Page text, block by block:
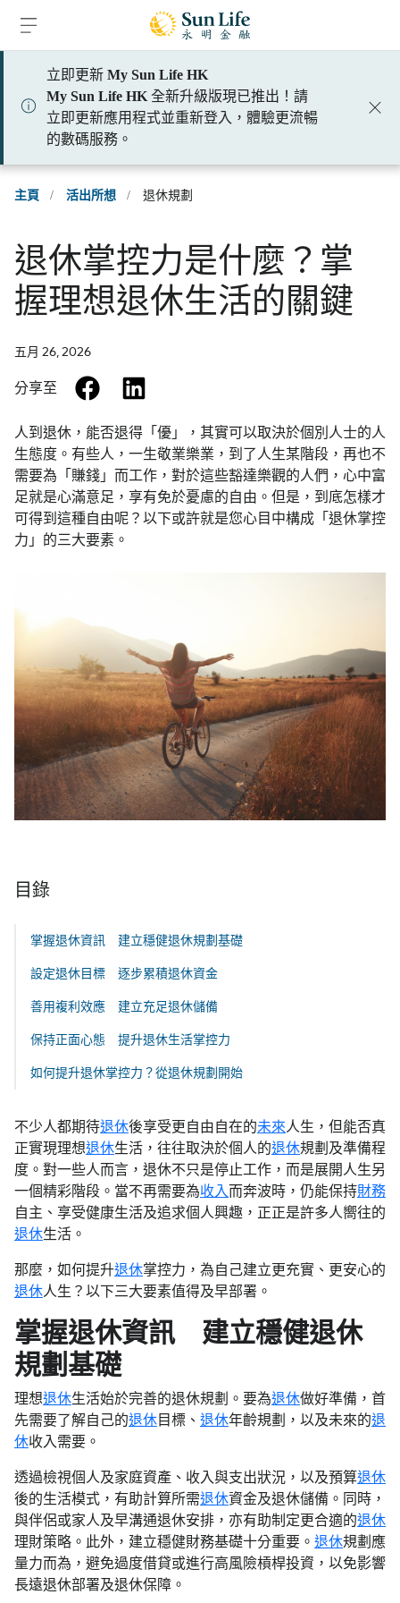
立即更新 My Sun Life HK
My Sun Life HK 全新升級版現已推出！請
立即更新應用程式並重新登入，體驗更流暢
的數碼服務。
主頁 / 活出所想 / 退休規劃
退休掌控力是什麼？掌
握理想退休生活的關鍵
五月 26, 2026
分享至 facebook
人到退休，能否退得「優」，其實可以取決於個別人士的人
生態度。有些人，一生敬業樂業，到了人生某階段，再也不
需要為「賺錢」而工作，對於這些豁達樂觀的人們，心中富
足就是心滿意足，享有免於憂慮的自由。但是，到底怎樣才
可得到這種自由呢？以下或許就是您心目中構成「退休掌控
力」的三大要素。
目錄
掌握退休資訊 建立穩健退休規劃基礎
設定退休目標 逐步累積退休資金
善用複利效應 建立充足退休儲備
保持正面心態 提升退休生活掌控力
如何提升退休掌控力？從退休規劃開始
不少人都期待退休後享受更自由自在的未來人生，但能否真
正實現理想退休生活，往往取決於個人的退休規劃及準備程
度。對一些人而言，退休不只是停止工作，而是展開人生另
一個精彩階段。當不再需要為收入 而奔波時，仍能保持財務
自主、享受健康生活及追求個人興趣，正正是許多人嚮往的
退休生活。
那麼，如何提升退休掌控力，為自己建立更充實、更安心的
退休人生？以下三大要素值得及早部署。
掌握退休資訊 建立穩健退休
規劃基礎
理想退休生活始於完善的退休規劃。要為退休做好準備，首
先需要了解自己的退休目標、 退休年齡規劃，以及未來的退
休收入需要。
透過檢視個人及家庭資產、收入與支出狀況，以及預算退休
後的生活模式，有助計算所需退休資金及退休儲備。同時，
與伴侶或家人及早溝通退休安排，亦有助制定更合適的退休
理財策略。此外，建立穩健財務基礎十分重要。 退休規劃應
量力而為，避免過度借貸或進行高風險槓桿投資，以免影響
長遠退休部署及退休保障。